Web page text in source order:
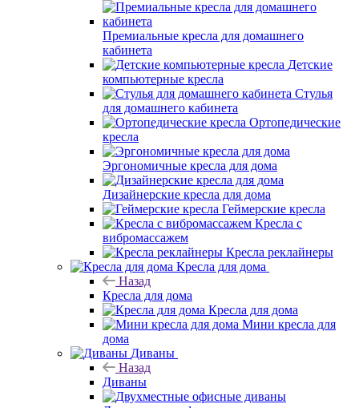
Премиальные кресла для домашнего
кабинета
Детские
компьютерные кресла
Стулья
для домашнего кабинета
Ортопедические
кресла
Эргономичные кресла для дома
Дизайнерские кресла для дома
Геймерские кресла
Кресла с
вибромассажем
Кресла реклайнеры
Кресла для дома
Назад
Кресла для дома
Кресла для дома
Мини кресла для
дома
Диваны
Назад
Диваны